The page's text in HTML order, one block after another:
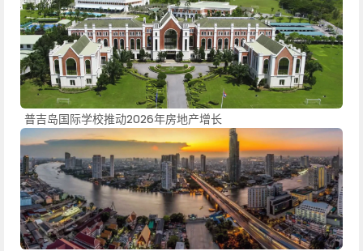
普吉岛国际学校推动2026年房地产增长